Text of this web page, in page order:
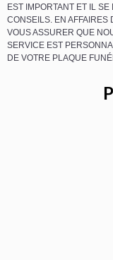
EST IMPORTANT ET IL
CONSEILS. EN AFFAIRES
VOUS ASSURER QUE
SERVICE EST
DE VOTRE PLAQUE